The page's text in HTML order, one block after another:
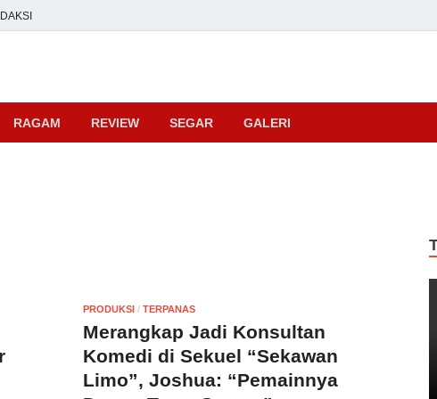
RAGAM REVIEW SEGAR GALERI
PRODUKSI / TERPANAS
Merangkap Jadi Konsultan
Komedi di Sekuel “Sekawan
Limo”, Joshua: “Pemainnya